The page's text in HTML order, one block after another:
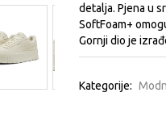
detalja. Pjena u
SoftFoam+
Gornji dio je
Kategorije: